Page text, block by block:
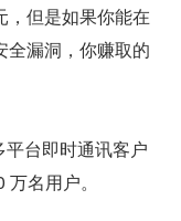
，但是如果你能在
全漏洞，你赚取的
台即时通讯客户
名用户。